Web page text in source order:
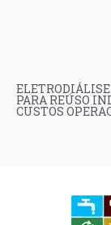
PARA REÚSO
CUSTOS